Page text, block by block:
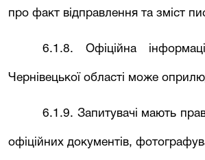
про факт відправлення та зміст
6.1.8. Офіційна
Чернівецької області може
6.1.9. Запитувачі мають
офіційних документів,